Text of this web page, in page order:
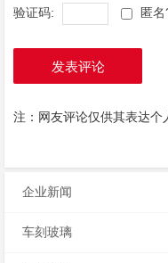
验证码: 匿名
发表评论
注：网友评论仅供其表达个
企业新闻
车刻玻璃